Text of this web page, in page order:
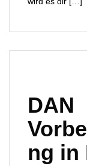
DAN
ng in